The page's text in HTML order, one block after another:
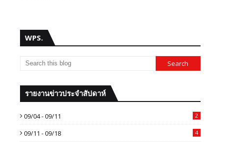
WPS.
รายงานข่าวประจำสัปดาห์
09/04 - 09/11 2
09/11 - 09/18 4